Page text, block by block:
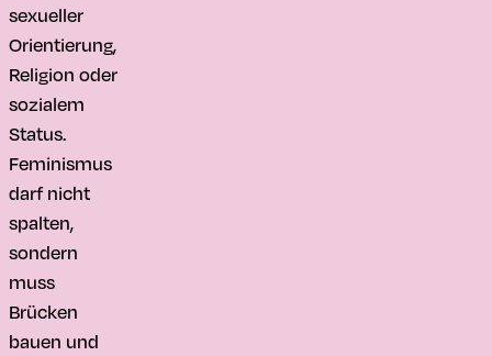
sexueller
Orientierung,
Religion oder
sozialem
Status.
Feminismus
darf nicht
spalten,
sondern
muss
Brücken
bauen und